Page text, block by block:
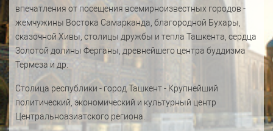
впечатления от посещения всемирноизвестных городов -
жемчужины Востока Самарканда, благородной Бухары,
сказочной Хивы, столицы дружбы и тепла Ташкента, сердца
Золотой долины Ферганы, древнейшего центра буддизма
Термеза и др.
Столица республики - город Ташкент - Крупнейший
политический, экономический и культурный центр
Центральноазиатского региона.